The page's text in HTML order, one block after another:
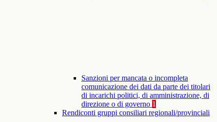
Sanzioni per mancata o incompleta
comunicazione dei dati da parte dei titolari
di incarichi politici, di amministrazione, di
direzione o di governo 1
Rendiconti gruppi consiliari regionali/provinciali